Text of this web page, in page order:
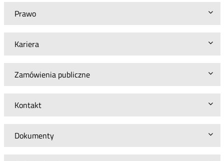
Prawo
Kariera
Zamówienia publiczne
Kontakt
Dokumenty